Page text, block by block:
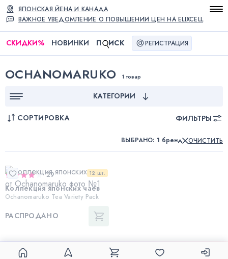
ВАЖНОЕ УВЕДОМЛЕНИЕ О ПОВЫШЕНИИ ЦЕН НА ELIXCELL
ЯПОНСКАЯ ЙЕНА И КАНАДА
СКИДКИ% НОВИНКИ П ИСК РЕГИСТРАЦИЯ
OCHANOMARUKO 1 товар
КАТЕГОРИИ
СОРТИРОВКА ФИЛЬТРЫ
ВЫБРАНО: 1 бренд ОЧИСТИТЬ
12 шт.
29
Коллекция японских чаев
Ochanomaruko Tea Variety Pack
РАСПРОДАНО